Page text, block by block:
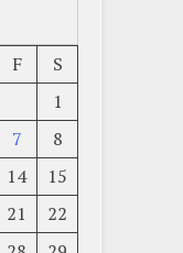
F
S
1
7
8
14
15
21
22